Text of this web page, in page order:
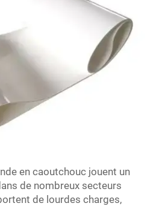
en caoutchouc jouent un
de nombreux secteurs
de lourdes charges,